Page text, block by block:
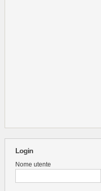
Login
Nome utente